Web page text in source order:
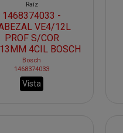
Raíz
1468374033 -
VE4/12L
PROF S/COR
4CIL BOSCH
Bosch
1468374033
Vista